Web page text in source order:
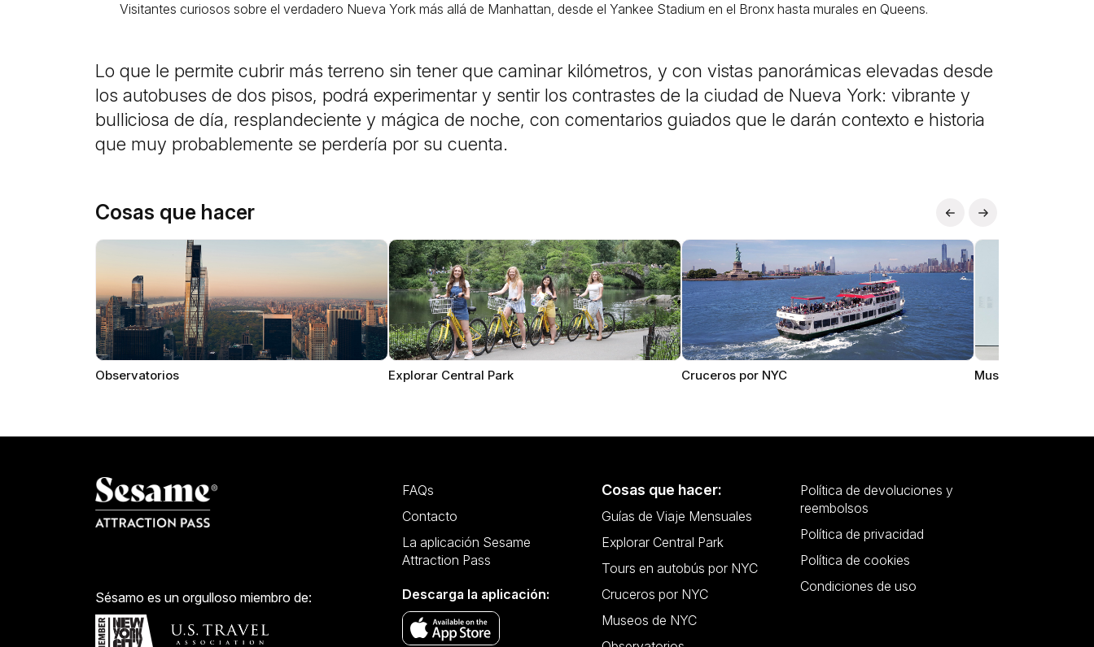
Visitantes curiosos sobre el verdadero Nueva York más allá de Manhattan, desde el Yankee Stadium en el Bronx hasta murales en Queens.
Lo que le permite cubrir más terreno sin tener que caminar kilómetros, y con vistas panorámicas elevadas desde
los autobuses de dos pisos, podrá experimentar y sentir los contrastes de la ciudad de Nueva York: vibrante y
bulliciosa de día, resplandeciente y mágica de noche, con comentarios guiados que le darán contexto e historia
que muy probablemente se perdería por su cuenta.
Cosas que hacer
Observatorios Explorar Central Park Cruceros por NYC Museos de NYC
Sésamo es un orgulloso miembro de:
FAQs
Contacto
La aplicación Sesame
Attraction Pass
Descarga la aplicación:
Cosas que hacer:
Guías de Viaje Mensuales
Explorar Central Park
Tours en autobús por NYC
Cruceros por NYC
Museos de NYC
Política de devoluciones y
reembolsos
Política de privacidad
Política de cookies
Condiciones de uso